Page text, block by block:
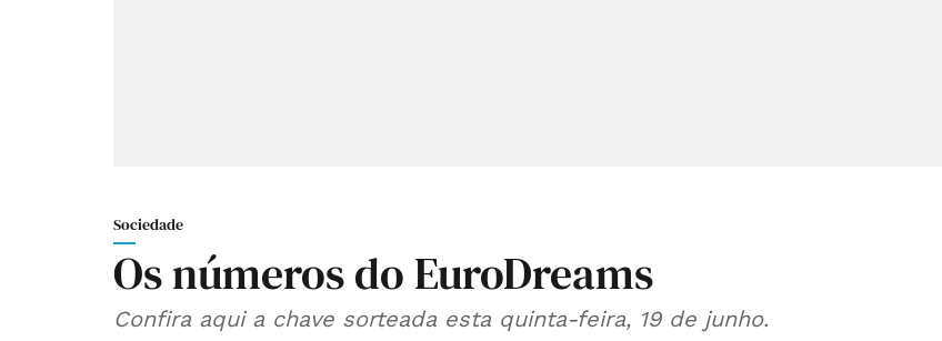
Sociedade
Os números do EuroDreams
Confira aqui a chave sorteada esta quinta-feira, 19 de junho.